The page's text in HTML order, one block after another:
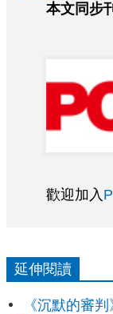
本文同步
歡迎加入
延伸閱讀
《沉默的審